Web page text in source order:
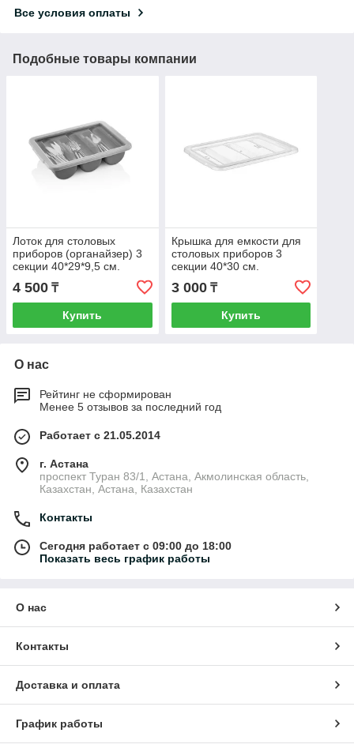
Все условия оплаты
Подобные товары компании
Лоток для столовых
приборов (органайзер) 3
секции 40*29*9,5 см.
серая, п/п (крышка 76908)
GP /1/12/
4 500 ₸
Купить
Крышка для емкости для
столовых приборов 3
секции 40*30 см.
прозрачная, п/п (емкость
76905, 76906) G
3 000₸
Купить
О нас
Рейтинг не сформирован
Менее 5 отзывов за последний год
Работает с 21.05.2014
г. Астана
проспект Туран 83/1, Астана, Акмолинская область,
Казахстан, Астана, Казахстан
Контакты
Сегодня работает с 09:00 до 18:00
Показать весь график работы
О нас
Контакты
Доставка и оплата
График работы